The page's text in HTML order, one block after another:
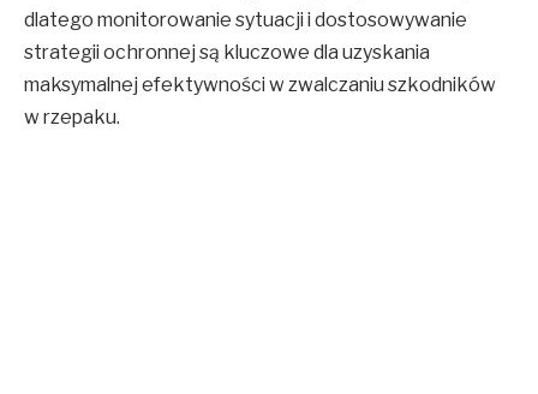
dlatego monitorowanie sytuacji i dostosowywanie
strategii ochronnej są kluczowe dla uzyskania
maksymalnej efektywności w zwalczaniu szkodników
w rzepaku.